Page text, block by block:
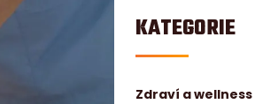
KATEGORIE
Zdraví a wellness